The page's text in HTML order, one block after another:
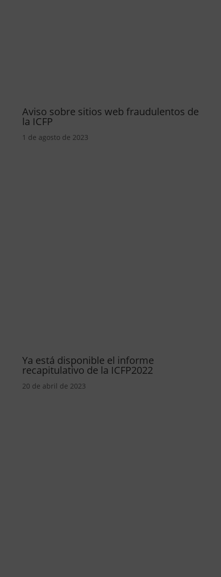
Aviso sobre sitios web fraudulentos de
la ICFP
1 de agosto de 2023
Ya está disponible el informe
recapitulativo de la ICFP2022
20 de abril de 2023